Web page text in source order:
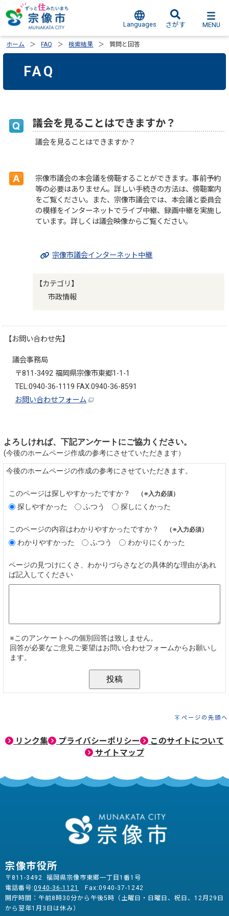
Languages さがす MENU
ホーム FAQ 検索結果 質問と回答
FAQ
議会を見ることはできますか？
議会を見ることはできますか？
宗像市議会の本会議を傍聴することができます。事前予約
等の必要はありません。詳しい手続きの方法は、傍聴案内
をご覧ください。また、宗像市議会では、本会議と委員会
の模様をインターネットでライブ中継、録画中継を実施し
ています。詳しくは議会映像からご覧ください。
宗像市議会インターネット中継
【カテゴリ】
市政情報
【お問い合わせ先】
議会事務局
〒811-3492 福岡県宗像市東郷1-1-1
TEL:0940-36-1119 FAX:0940-36-8591
お問い合わせフォーム
ページの先頭へ
リンク集 プライバシーポリシー
このサイトについて
サイトマップ
宗像市役所
〒811-3492 福岡県宗像市東郷一丁目1番1号
電話番号:0940-36-1121
Fax:0940-37-1242
開庁時間：午前8時30分から午後5時（土曜日・日曜日、祝日、12月29日
から翌年1月3日は休み）